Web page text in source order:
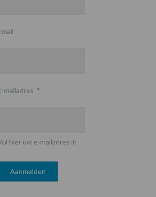
mailadres *
hier uw e-mailadres in